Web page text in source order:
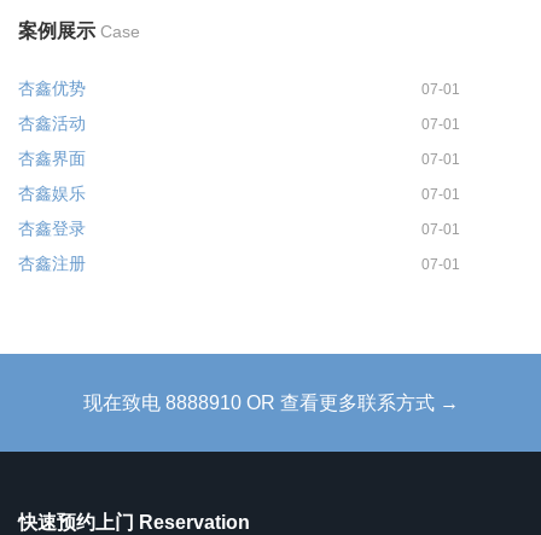
案例展示 Case
杏鑫优势 07-01
杏鑫活动 07-01
杏鑫界面 07-01
杏鑫娱乐 07-01
杏鑫登录 07-01
杏鑫注册 07-01
现在致电 8888910 OR 查看更多联系方式 →
快速预约上门 Reservation